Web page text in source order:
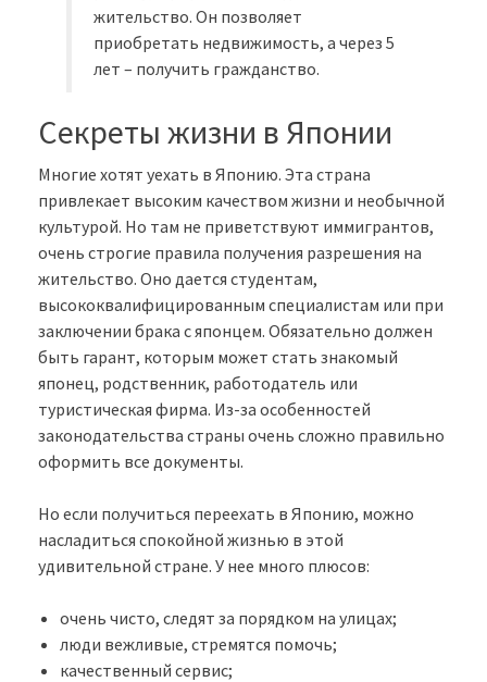
жительство. Он позволяет
приобретать недвижимость, а через 5
лет – получить гражданство.
Секреты жизни в Японии
Многие хотят уехать в Японию. Эта страна
привлекает высоким качеством жизни и необычной
культурой. Но там не приветствуют иммигрантов,
очень строгие правила получения разрешения на
жительство. Оно дается студентам,
высококвалифицированным специалистам или при
заключении брака с японцем. Обязательно должен
быть гарант, которым может стать знакомый
японец, родственник, работодатель или
туристическая фирма. Из-за особенностей
законодательства страны очень сложно правильно
оформить все документы.
Но если получиться переехать в Японию, можно
насладиться спокойной жизнью в этой
удивительной стране. У нее много плюсов:
очень чисто, следят за порядком на улицах;
люди вежливые, стремятся помочь;
качественный сервис;